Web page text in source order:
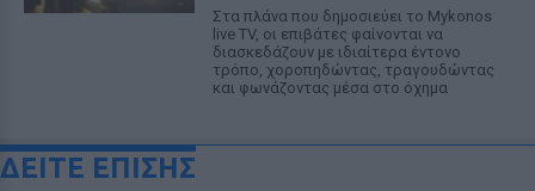
Στα πλάνα που δημοσιεύει το Mykonos
live TV, οι επιβάτες φαίνονται να
διασκεδάζουν με ιδιαίτερα έντονο
τρόπο, χοροπηδώντας, τραγουδώντας
και φωνάζοντας μέσα στο όχημα
ΔΕΙΤΕ ΕΠΙΣΗΣ